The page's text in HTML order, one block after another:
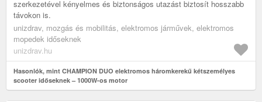
szerkezetével kényelmes és biztonságos utazást biztosít hosszabb
távokon is.
unizdrav, mozgás és mobilitás, elektromos járművek, elektromos
mopedek időseknek
unizdrav.hu
Hasonlók, mint CHAMPION DUO elektromos háromkerekű kétszemélyes
scooter időseknek – 1000W-os motor